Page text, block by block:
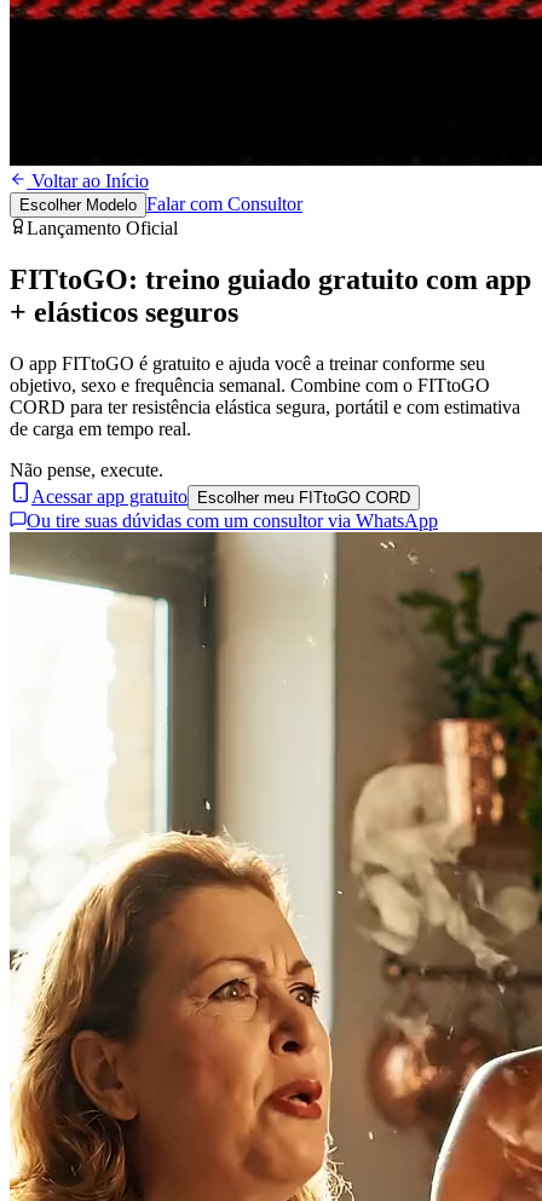
Voltar ao Início
Escolher Modelo Falar com Consultor
Lançamento Oficial
FITtoGO: treino guiado gratuito com app
+ elásticos seguros
O app FITtoGO é gratuito e ajuda você a treinar conforme seu
objetivo, sexo e frequência semanal. Combine com o FITtoGO
CORD para ter resistência elástica segura, portátil e com estimativa
de carga em tempo real.
Não pense, execute.
Acessar app gratuito
Escolher meu FITtoGO CORD
Ou tire suas dúvidas com um consultor via WhatsApp